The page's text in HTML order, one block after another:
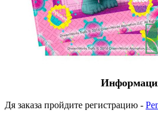
Дя заказа пройдите регистрацию -